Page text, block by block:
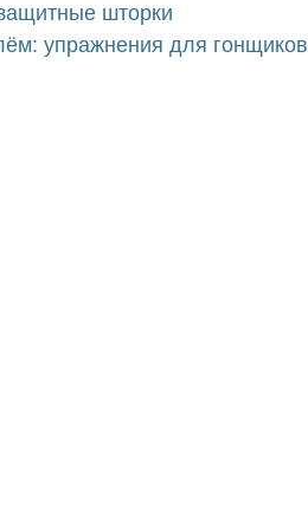
шторки
упражнения для гонщиков